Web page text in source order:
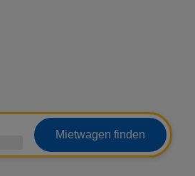
Mietwagen finden